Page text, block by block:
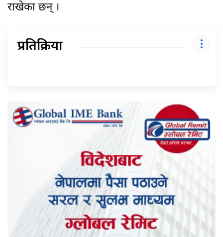
राखेका छन् ।
प्रतिक्रिया